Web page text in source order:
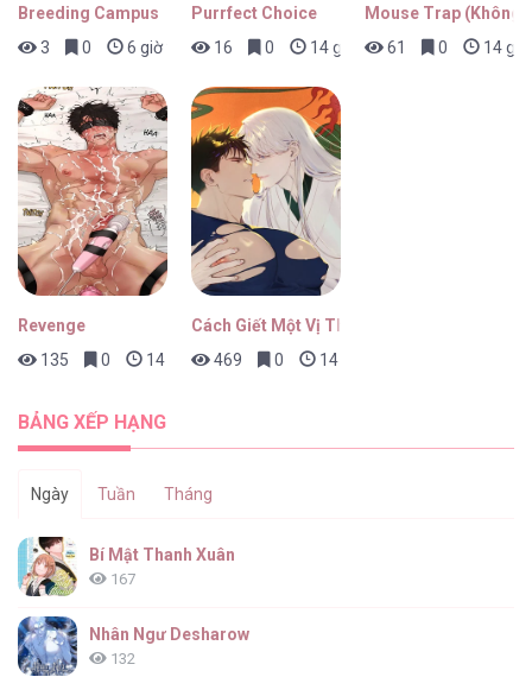
Thanh Xuân Ngọt Ngào [...] – Chap 1
Breeding Campus
3
0 6 giờ trước
Purrfect Choice
16
0 14 giờ trước
Mouse Trap (Không
61
0 14
Revenge
135
0 14 giờ trước
Cách Giết Một Vị Thân
469
0 14 giờ trước
BẢNG XẾP HẠNG
Ngày Tuần Tháng
Bí Mật Thanh Xuân
167
Nhân Ngư Desharow
132